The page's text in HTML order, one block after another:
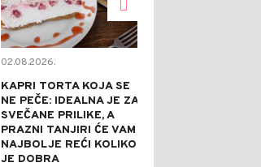
02.08.2026.
KAPRI TORTA KOJA SE
NE PEČE: IDEALNA JE ZA
SVEČANE PRILIKE, A
PRAZNI TANJIRI ĆE VAM
NAJBOLJE REĆI KOLIKO
JE DOBRA